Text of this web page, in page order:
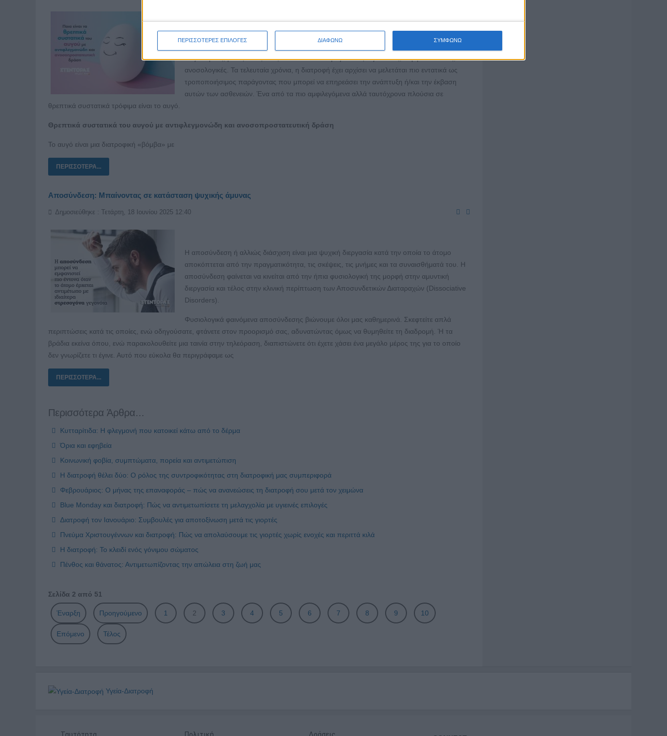
ΠΕΡΙΣΣΟΤΕΡΕΣ ΕΠΙΛΟΓΕΣ ΔΙΑΦΩΝΩ ΣΥΜΦΩΝΩ
Τα αυτοάνοσα νοσήματα, όπως η σκλήρυνση κατά πλάκας, ο συστηματικός ερυθηματώδης
παγκοσμίως, με τις αιτίες τους να είναι πολυπαραγοντικές – γενετικές, περιβαλλοντικές, και
ανοσολογικές. Τα τελευταία χρόνια, η διατροφή έχει αρχίσει να μελετάται πιο εντατικά ως
τροποποιήσιμος παράγοντας που μπορεί να επηρεάσει την ανάπτυξη ή/και την έκβαση
αυτών των ασθενειών. Ένα από τα πιο αμφιλεγόμενα αλλά ταυτόχρονα πλούσια σε
θρεπτικά συστατικά τρόφιμα είναι το αυγό.
Θρεπτικά συστατικά του αυγού με αντιφλεγμονώδη και ανοσοπροστατευτική δράση
Το αυγό είναι μια διατροφική «βόμβα» με
ΠΕΡΙΣΣΌΤΕΡΑ...
Αποσύνδεση: Μπαίνοντας σε κατάσταση ψυχικής άμυνας
Δημοσιεύθηκε : Τετάρτη, 18 Ιουνίου 2025 12:40
Η αποσύνδεση ή αλλιώς διάσχιση είναι μια ψυχική διεργασία κατά την οποία το άτομο
αποκόπτεται από την πραγματικότητα, τις σκέψεις, τις μνήμες και τα συναισθήματά του. Η
αποσύνδεση φαίνεται να κινείται από την ήπια φυσιολογική της μορφή στην αμυντική
διεργασία και τέλος στην κλινική περίπτωση των Αποσυνδετικών Διαταραχών (Dissociative
Disorders).
Φυσιολογικά φαινόμενα αποσύνδεσης βιώνουμε όλοι μας καθημερινά. Σκεφτείτε απλά
περιπτώσεις κατά τις οποίες, ενώ οδηγούσατε, φτάνετε στον προορισμό σας, αδυνατώντας όμως να θυμηθείτε τη διαδρομή. Ή τα
βράδια εκείνα όπου, ενώ παρακολουθείτε μια ταινία στην τηλεόραση, διαπιστώνετε ότι έχετε χάσει ένα μεγάλο μέρος της για το οποίο
δεν γνωρίζετε τι έγινε. Αυτό που εύκολα θα περιγράφαμε ως
ΠΕΡΙΣΣΌΤΕΡΑ...
Περισσότερα Άρθρα...
Κυτταρίτιδα: Η φλεγμονή που κατοικεί κάτω από το δέρμα
Όρια και εφηβεία
Κοινωνική φοβία, συμπτώματα, πορεία και αντιμετώπιση
Η διατροφή θέλει δύο: Ο ρόλος της συντροφικότητας στη διατροφική μας συμπεριφορά
Φεβρουάριος: Ο μήνας της επαναφοράς – πώς να ανανεώσεις τη διατροφή σου μετά τον χειμώνα
Blue Monday και διατροφή: Πώς να αντιμετωπίσετε τη μελαγχολία με υγιεινές επιλογές
Διατροφή τον Ιανουάριο: Συμβουλές για αποτοξίνωση μετά τις γιορτές
Πνεύμα Χριστουγέννων και διατροφή: Πώς να απολαύσουμε τις γιορτές χωρίς ενοχές και περιττά κιλά
Η διατροφή: Το κλειδί ενός γόνιμου σώματος
Πένθος και θάνατος: Αντιμετωπίζοντας την απώλεια στη ζωή μας
Σελίδα 2 από 51
Έναρξη Προηγούμενο 1 2 3 4 5 6 7 8 9 10
Επόμενο Τέλος
Υγεία-Διατροφή